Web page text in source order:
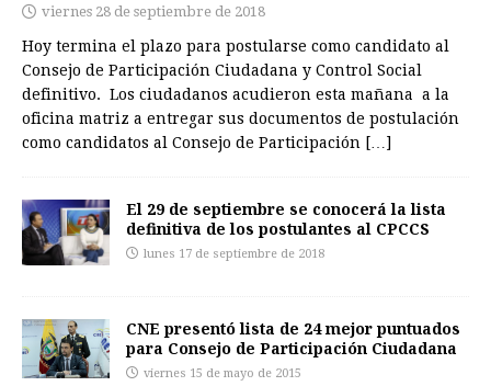
viernes 28 de septiembre de 2018
Hoy termina el plazo para postularse como candidato al
Consejo de Participación Ciudadana y Control Social
definitivo. Los ciudadanos acudieron esta mañana a la
oficina matriz a entregar sus documentos de postulación
como candidatos al Consejo de Participación […]
El 29 de septiembre se conocerá la lista
definitiva de los postulantes al CPCCS
lunes 17 de septiembre de 2018
CNE presentó lista de 24 mejor puntuados
para Consejo de Participación Ciudadana
viernes 15 de mayo de 2015